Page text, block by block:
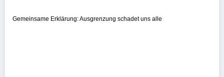
Gemeinsame Erklärung: Ausgrenzung schadet uns alle